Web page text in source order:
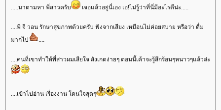
.....มาตามหา พี่สาวครับ เจอแล้วอยู่นี่เอง เอ!ไม่รู้ว่าที่นี่มีอะไรดีน่ะ.....
....พี่ จี วอน รักษาสุขภาพด้วยครับ ฟังจากเสียง เหมือนไม่ค่อยสบาย หรือว่า ดื่ม
มากไป
....
....คนที่เขาทำให้พี่สาวผมเสียใจ สังเกตง่ายๆ ตอนนี้เค้าจะรู้สึกร้อนๆหนาวๆแล้วล่ะ
....เข้าไปอ่าน เรื่องงาน โดนใจสุดๆ